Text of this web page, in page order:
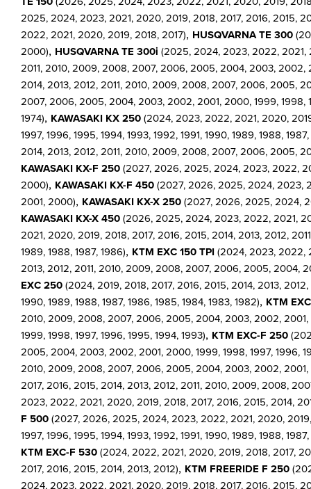
2025, 2024, 2023, 2021, 2020, 2019, 2018, 2017, 2016, 2015,
2022, 2021, 2020, 2019, 2018, 2017), HUSQVARNA TE 300
2000), HUSQVARNA TE 300i (2025, 2024, 2023, 2022, 2021,
2011, 2010, 2009, 2008, 2007, 2006, 2005, 2004, 2003, 2002,
2014, 2013, 2012, 2011, 2010, 2009, 2008, 2007, 2006, 2005,
2007, 2006, 2005, 2004, 2003, 2002, 2001, 2000, 1999, 1998,
1974), KAWASAKI KX 250(2024, 2023, 2022, 2021, 2020,
1997, 1996, 1995, 1994, 1993, 1992, 1991, 1990, 1989, 1988,
2014, 2013, 2012, 2011, 2010, 2009, 2008, 2007, 2006, 2005,
KAWASAKI KX-F 250(2027, 2026, 2025, 2024, 2023, 2022,
2000), KAWASAKI KX-F 450(2027, 2026, 2025, 2024, 2023,
2001, 2000), KAWASAKI KX-X 250(2027, 2026, 2025, 2024,
KAWASAKI KX-X 450(2026, 2025, 2024, 2023, 2022, 2021,
2021, 2020, 2019, 2018, 2017, 2016, 2015, 2014, 2013, 2012,
1989, 1988, 1987, 1986), KTM EXC 150 TPI(2024, 2023, 2022,
2013, 2012, 2011, 2010, 2009, 2008, 2007, 2006, 2005, 2004,
EXC 250(2024, 2019, 2018, 2017, 2016, 2015, 2014, 2013,
1990, 1989, 1988, 1987, 1986, 1985, 1984, 1983, 1982), KTM
2010, 2009, 2008, 2007, 2006, 2005, 2004, 2003, 2002, 2001,
1999, 1998, 1997, 1996, 1995, 1994, 1993), KTM EXC-F 250
2005, 2004, 2003, 2002, 2001, 2000, 1999, 1998, 1997, 1996,
2010, 2009, 2008, 2007, 2006, 2005, 2004, 2003, 2002, 2001,
2017, 2016, 2015, 2014, 2013, 2012, 2011, 2010, 2009, 2008,
2023, 2022, 2021, 2020, 2019, 2018, 2017, 2016, 2015, 2014,
F 500(2027, 2026, 2025, 2024, 2023, 2022, 2021, 2020,
1997, 1996, 1995, 1994, 1993, 1992, 1991, 1990, 1989, 1988,
KTM EXC-F 530(2024, 2022, 2021, 2020, 2019, 2018, 2017,
2017, 2016, 2015, 2014, 2013, 2012), KTM FREERIDE F 250
2024, 2023, 2022, 2021, 2020, 2019, 2018, 2017, 2016, 2015,